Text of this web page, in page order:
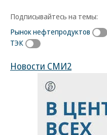
Подписывайтесь на темы:
Рынок нефтепродуктов
ТЭК
Новости СМИ2